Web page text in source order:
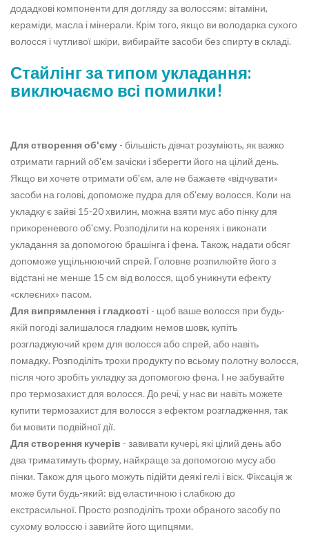
додадкові компоненти для догляду за волоссям: вітаміни,
кераміди, масла і мінерали. Крім того, якщо ви володарка сухого
волосся і чутливої ​​шкіри, вибирайте засоби без спирту в складі.
Стайлінг за типом укладання:
виключаємо всі помилки!
Для створення об'єму - більшість дівчат розуміють, як важко
отримати гарний об'єм зачіски і зберегти його на цілий день.
Якщо ви хочете отримати об'єм, але не бажаете «відчувати»
засоби на голові, допоможе пудра для об'єму волосся. Коли на
укладку є зайві 15-20 хвилин, можна взяти мус або пінку для
прикореневого об'єму. Розподілити на коренях і виконати
укладання за допомогою брашінга і фена. Також, надати обсяг
допоможе ущільнюючий спрей. Головне розпилюйте його з
відстані не менше 15 см від волосся, щоб уникнути ефекту
«склеєних» пасом.
Для випрямлення і гладкості - щоб ваше волосся при будь-
якій погоді залишалося гладким немов шовк, купіть
розгладжуючий крем для волосся або спрей, або навіть
помадку. Розподіліть трохи продукту по всьому полотну волосся,
після чого зробіть укладку за допомогою фена. І не забувайте
про термозахист для волосся. До речі, у нас ви навіть можете
купити термозахист для волосся з ефектом розгладження, так
би мовити подвійної дії.
Для створення кучерів - завивати кучері, які цілий день або
два триматимуть форму, найкраще за допомогою мусу або
пінки. Також для цього можуть підійти деякі гелі і віск. Фіксація ж
може бути будь-який: від еластичною і слабкою до
екстрасильної. Просто розподіліть трохи обраного засобу по
сухому волоссю і завийте його щипцями.